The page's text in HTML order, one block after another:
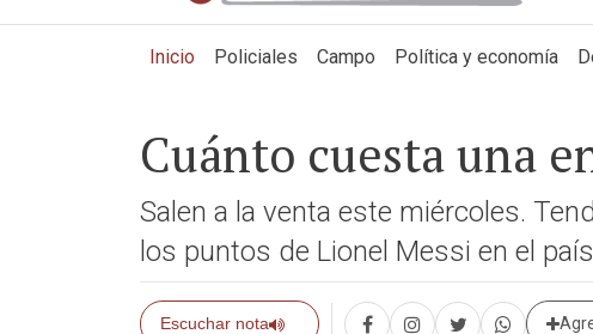
Inicio (current)
Policiales Campo Política y economía
Cuánto cuesta una
Salen a la venta este miércoles.
los puntos de Lionel Messi en el
Escuchar nota